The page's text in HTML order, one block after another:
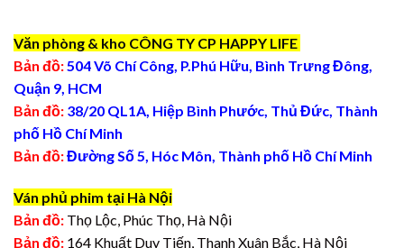
Văn phòng & kho CÔNG TY CP HAPPY LIFE
Bản đồ:504 Võ Chí Công, P.Phú Hữu, Bình Trưng Đông,
Quận 9, HCM
Bản đồ: 38/20 QL1A, Hiệp Bình Phước, Thủ Đức, Thành
phố Hồ Chí Minh
Bản đồ:Đường Số 5, Hóc Môn, Thành phố Hồ Chí Minh
Ván phủ phim tại Hà Nội
Bản đồ: Thọ Lộc, Phúc Thọ, Hà Nội
Bản đồ: 164 Khuất Duy Tiến, Thanh Xuân Bắc, Hà Nội